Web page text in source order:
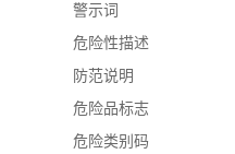
警示词
危险性描述
防范说明
危险品标志
危险类别码